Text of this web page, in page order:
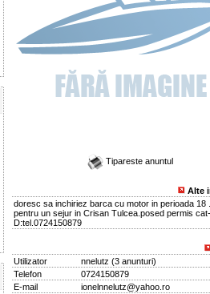
Tipareste anuntul
Alte
doresc sa inchiriez barca cu motor in perioada 18
pentru un sejur in Crisan Tulcea.posed permis cat-
D:tel.0724150879
Utilizator nnelutz (3 anunturi)
Telefon
0724150879
E-mail
ionelnnelutz@yahoo.ro